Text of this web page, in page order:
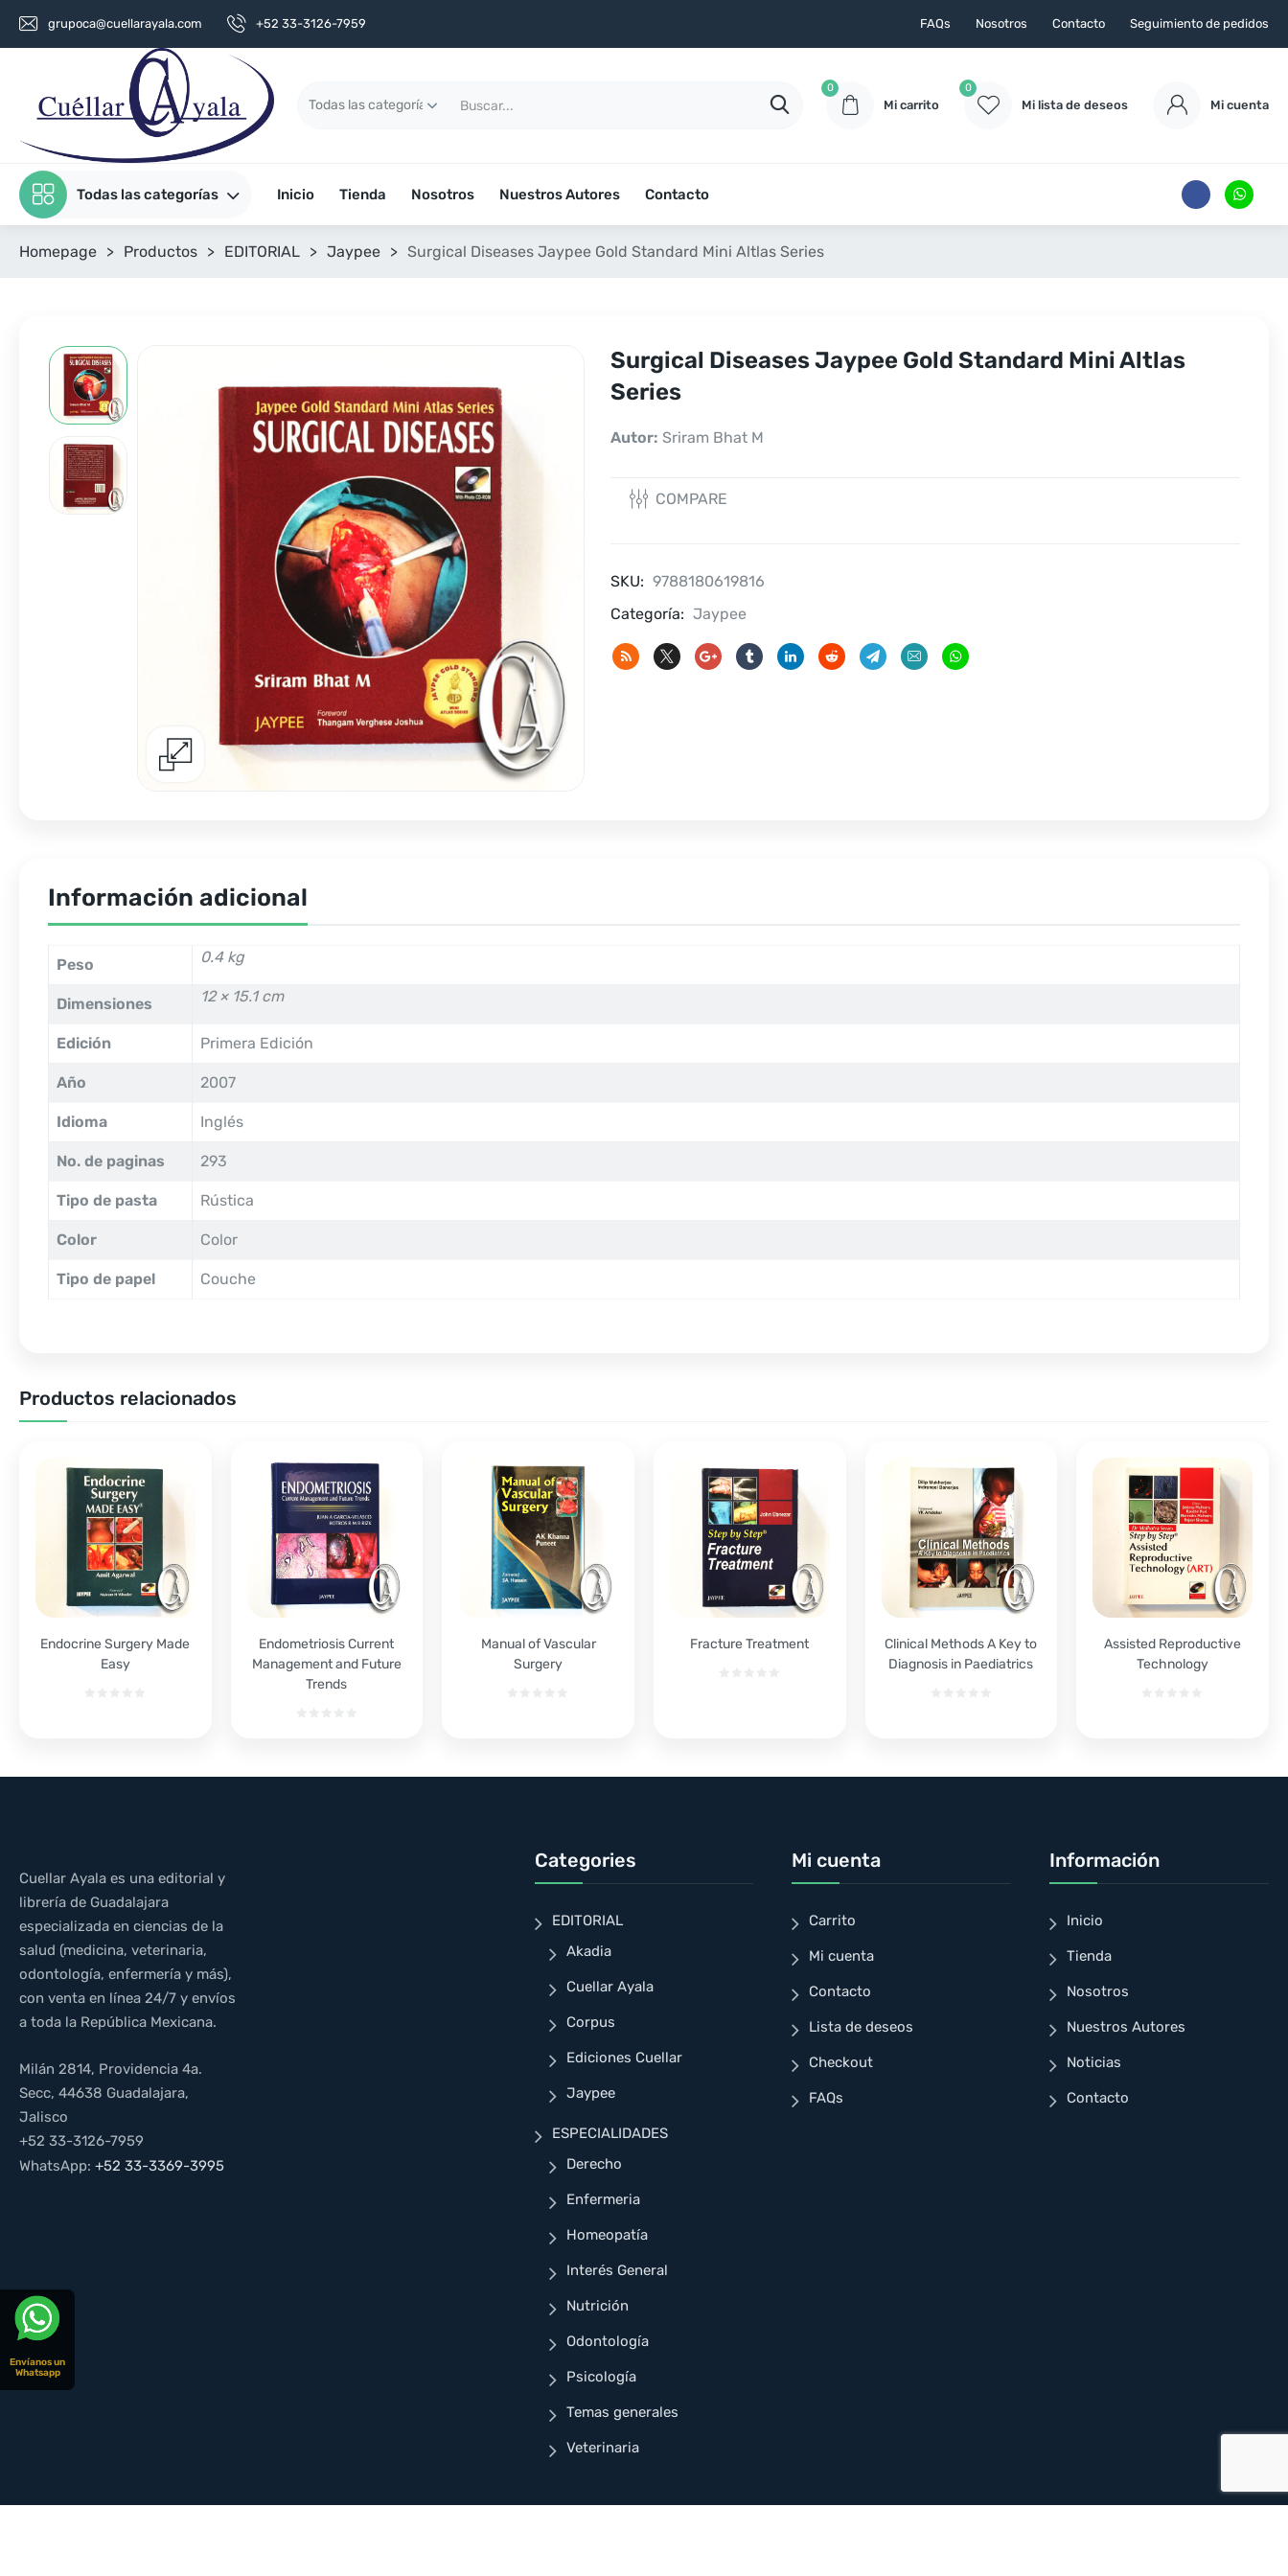
grupoca@cuellarayala.com +52 33-3126-7959 FAQs Nosotros Contacto Seguimiento de pedidos
0
Mi carrito
0
Mi lista de deseos Mi cuenta
Todas las categorías Inicio Tienda Nosotros Nuestros Autores Contacto
Homepage > Productos > EDITORIAL > Jaypee > Surgical Diseases Jaypee Gold Standard Mini Altlas Series
Surgical Diseases Jaypee Gold Standard Mini Altlas
Series
Autor: Sriram Bhat M
COMPARE
SKU: 9788180619816
Categoría: Jaypee
Información adicional
Peso 0.4 kg
Dimensiones 12 × 15.1 cm
Edición Primera Edición
Año 2007
Idioma Inglés
No. de paginas 293
Tipo de pasta Rústica
Color Color
Tipo de papel Couche
Productos relacionados
Endocrine Surgery Made
Easy
Endometriosis Current
Management and Future
Trends
Manual of Vascular
Surgery
Fracture Treatment
Clinical Methods A Key to
Diagnosis in Paediatrics
Assisted Reproductive
Technology
Cuellar Ayala es una editorial y
librería de Guadalajara
especializada en ciencias de la
salud (medicina, veterinaria,
odontología, enfermería y más),
con venta en línea 24/7 y envíos
a toda la República Mexicana.
Milán 2814, Providencia 4a.
Secc, 44638 Guadalajara,
Jalisco
+52 33-3126-7959
WhatsApp: +52 33-3369-3995
Categories
EDITORIAL
Akadia
Cuellar Ayala
Corpus
Ediciones Cuellar
Jaypee
ESPECIALIDADES
Derecho
Enfermeria
Homeopatía
Interés General
Nutrición
Odontología
Psicología
Temas generales
Veterinaria
Mi cuenta
Carrito
Mi cuenta
Contacto
Lista de deseos
Checkout
FAQs
Información
Inicio
Tienda
Nosotros
Nuestros Autores
Noticias
Contacto
Envíanos un
Whatsapp